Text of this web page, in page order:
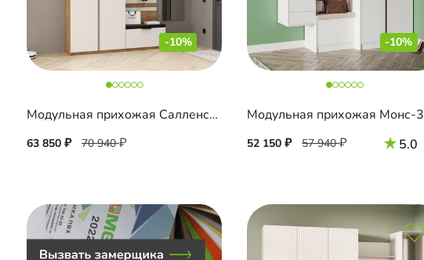
-10%
Модульная прихожая Салленс-4
63 850 70 940
-10%
Модульная прихожая Монс-3
52 150 57 940 5.0